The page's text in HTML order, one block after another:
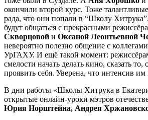
окончили второй курс. Тоже
рада, что они попали в “Школу
будут общаться с прекрасными
Скворцовой и Оксаной Леонтьевной
невероятно полезно общение с
УрГАХУ. И ещё такой момент:
смелости начать делать кино, сказать
проявить себя. Уверена, что интенсив
В дни работы «Школы Хитрука в
открытые онлайн-уроки мэтров
Юрия Норштейна, Андрея